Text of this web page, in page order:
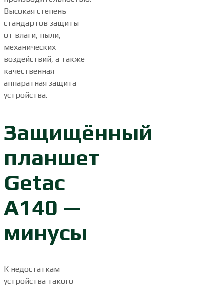
Высокая степень
стандартов защиты
от влаги, пыли,
механических
воздействий, а также
качественная
аппаратная защита
устройства.
Защищённый
планшет
Getac
A140 —
минусы
К недостаткам
устройства такого